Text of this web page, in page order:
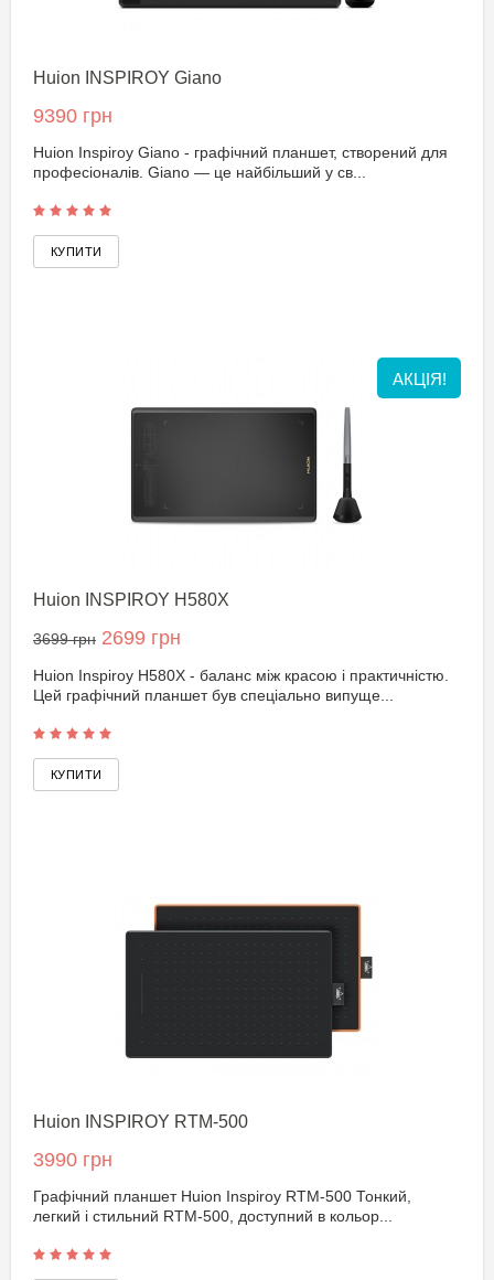
Huion INSPIROY Giano
9390 грн
Huion Inspiroy Giano - графічний планшет, створений для
професіоналів. Giano — це найбільший у св...
АКЦІЯ!
Huion INSPIROY H580X
3699 грн 2699 грн
Huion Inspiroy H580X - баланс між красою і практичністю.
Цей графічний планшет був спеціально випуще...
Huion INSPIROY RTM-500
3990 грн
Графічний планшет Huion Inspiroy RTM-500 Тонкий,
легкий і стильний RTM-500, доступний в кольор...